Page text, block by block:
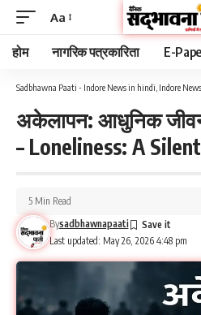
Aa
होम नागरिक पत्रकारिता E-
Sadbhawna Paati - Indore News in hindi, Indore
अकेलापन: आधुनिक जीवन
– Loneliness: A
Last updated: May 26, 2026 4:48 pm
Bysadbhawnapaati
5 Min Read